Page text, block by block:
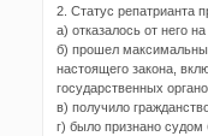
2. Статус репатрианта
а) отказалось от него
б) прошел
настоящего закона,
государственных
в) получило
г) было признано